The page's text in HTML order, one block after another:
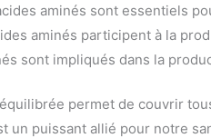
aminés sont essentiels
aminés participent à la
sont impliqués dans la
permet de couvrir
un puissant allié pour notre